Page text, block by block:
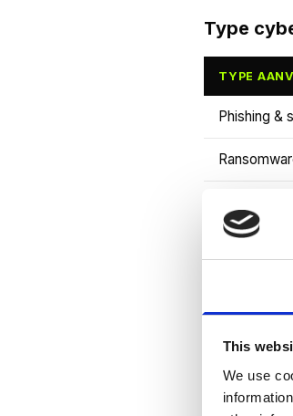
This
We use
Type
TYPE
Phishing &
Zero-day
Opvallend is